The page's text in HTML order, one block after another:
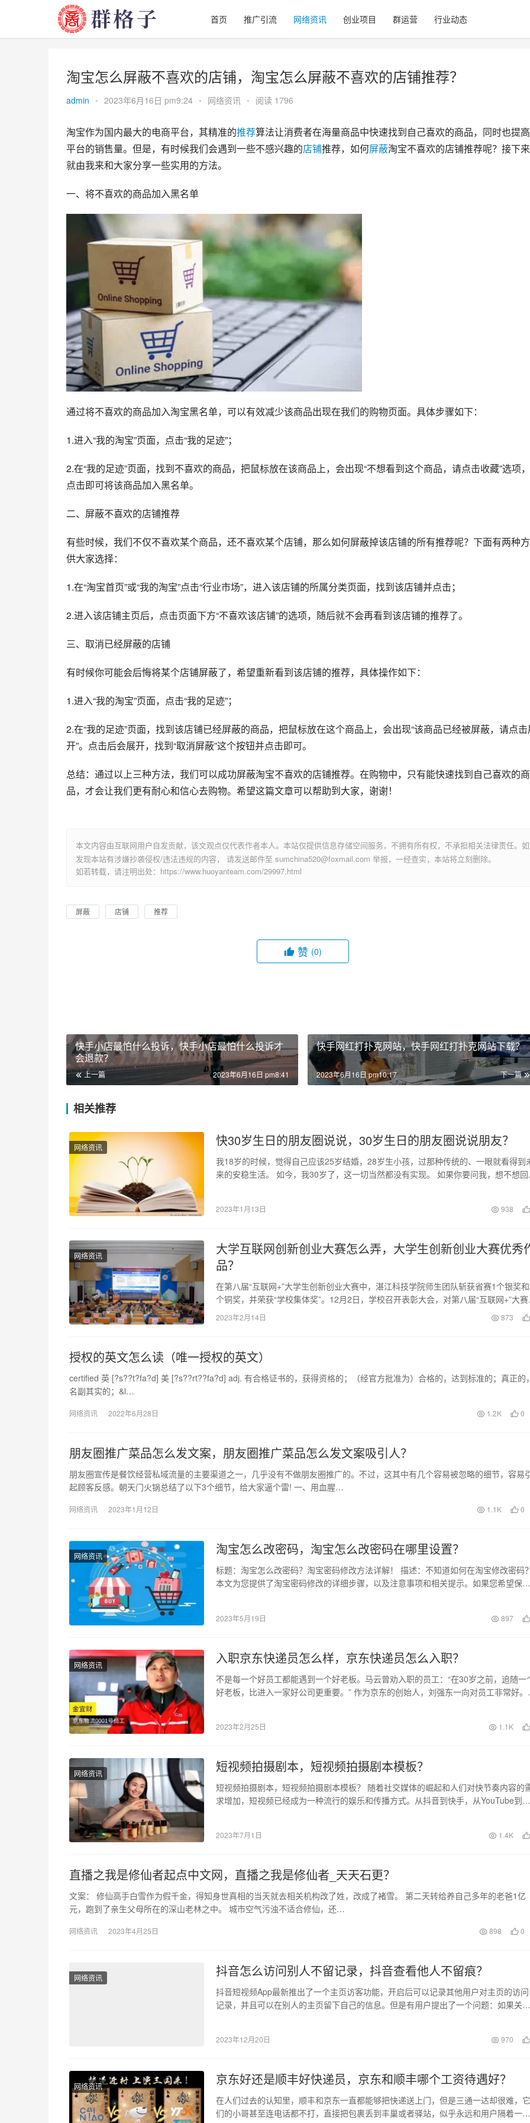
首页 推广引流 网络资讯 创业项目 群运营 行业动态
淘宝怎么屏蔽不喜欢的店铺，淘宝怎么屏蔽不喜欢的店铺推荐？
admin • 2023年6月16日 pm9:24 • 网络资讯 • 阅读 1796
淘宝作为国内最大的电商平台，其精准的推荐算法让消费者在海量商品中快速找到自己喜欢的商品，同时也提
平台的销售量。但是，有时候我们会遇到一些不感兴趣的店铺推荐，如何屏蔽淘宝不喜欢的店铺推荐呢？接下来
就由我来和大家分享一些实用的方法。
一、将不喜欢的商品加入黑名单
通过将不喜欢的商品加入淘宝黑名单，可以有效减少该商品出现在我们的购物页面。具体步骤如下：
1.进入“我的淘宝”页面，点击“我的足迹”；
2.在“我的足迹”页面，找到不喜欢的商品，把鼠标放在该商品上，会出现“不想看到这个商品，请点击收藏”选项，
点击即可将该商品加入黑名单。
二、屏蔽不喜欢的店铺推荐
有些时候，我们不仅不喜欢某个商品，还不喜欢某个店铺，那么如何屏蔽掉该店铺的所有推荐呢？下面有两种
供大家选择：
1.在“淘宝首页”或“我的淘宝”点击“行业市场”，进入该店铺的所属分类页面，找到该店铺并点击；
2.进入该店铺主页后，点击页面下方“不喜欢该店铺”的选项，随后就不会再看到该店铺的推荐了。
三、取消已经屏蔽的店铺
有时候你可能会后悔将某个店铺屏蔽了，希望重新看到该店铺的推荐，具体操作如下：
1.进入“我的淘宝”页面，点击“我的足迹”；
2.在“我的足迹”页面，找到该店铺已经屏蔽的商品，把鼠标放在这个商品上，会出现“该商品已经被屏蔽，请点
开”。点击后会展开，找到“取消屏蔽”这个按钮并点击即可。
总结：通过以上三种方法，我们可以成功屏蔽淘宝不喜欢的店铺推荐。在购物中，只有能快速找到自己喜欢的商
品，才会让我们更有耐心和信心去购物。希望这篇文章可以帮助到大家，谢谢！
本文内容由互联网用户自发贡献，该文观点仅代表作者本人。本站仅提供信息存储空间服务，不拥有所有权，不承担相关法律责任。如
发现本站有涉嫌抄袭侵权/违法违规的内容， 请发送邮件至 sumchina520@foxmail.com 举报，一经查实，本站将立刻删除。
如若转载，请注明出处：https://www.huoyanteam.com/29997.html
屏蔽 店铺 推荐
赞 (0)
快手小店最怕什么投诉，快手小店最怕什么投诉才
会退款？
上一篇 2023年6月16日 pm8:41
快手网红打扑克网站，快手网红打扑克网站下载？
下一篇
2023年6月16日 pm10:17
相关推荐
网络资讯 快30岁生日的朋友圈说说，30岁生日的朋友圈说说朋友？
我18岁的时候，觉得自己应该25岁结婚，28岁生小孩，过那种传统的、一眼就看得到
来的安稳生活。 如今，我30岁了，这一切当然都没有实现。 如果你要问我，想不想回
2023年1月13日 938
网络资讯
大学互联网创新创业大赛怎么弄，大学生创新创业大赛优秀
品？
在第八届“互联网+”大学生创新创业大赛中，湛江科技学院师生团队斩获省赛1个银奖
个铜奖，并荣获“学校集体奖”。12月2日，学校召开表彰大会，对第八届“互联网+”大赛
奖师生团队颁…
2023年2月14日 873
授权的英文怎么读（唯一授权的英文）
certified 英 [?s??t?fa?d] 美 [?s??rt??fa?d] adj. 有合格证书的，获得资格的；（经官方批准为）合格的，达到标准的；真正的，
名副其实的；&l…
网络资讯 2022年6月28日 1.2K 0
朋友圈推广菜品怎么发文案，朋友圈推广菜品怎么发文案吸引人？
朋友圈宣传是餐饮经营私域流量的主要渠道之一，几乎没有不做朋友圈推广的。不过，这其中有几个容易被忽略的细节，容易
起顾客反感。朝天门火锅总结了以下3个细节，给大家逼个雷! 一、用血腥…
网络资讯 2023年1月12日 1.1K 0
网络资讯 淘宝怎么改密码，淘宝怎么改密码在哪里设置？
标题：淘宝怎么改密码？淘宝密码修改方法详解！ 描述：不知道如何在淘宝修改密码？
本文为您提供了淘宝密码修改的详细步骤，以及注意事项和相关提示。如果您希望保护
2023年5月19日 897
网络资讯 入职京东快递员怎么样，京东快递员怎么入职？
不是每一个好员工都能遇到一个好老板。马云曾劝入职的员工：“在30岁之前，追随一
好老板，比进入一家好公司更重要。” 作为京东的创始人，刘强东一向对员工非常好。
2023年2月25日 1.1K
网络资讯 短视频拍摄剧本，短视频拍摄剧本模板？
短视频拍摄剧本，短视频拍摄剧本模板？ 随着社交媒体的崛起和人们对快节奏内容的
求增加，短视频已经成为一种流行的娱乐和传播方式。从抖音到快手，从YouTube到
2023年7月1日 1.4K
直播之我是修仙者起点中文网，直播之我是修仙者_天天石更？
文案： 修仙高手白雪作为假千金，得知身世真相的当天就去相关机构改了姓，改成了褚雪。 第二天转给养自己多年的老爸1亿
元，跑到了亲生父母所在的深山老林之中。 城市空气污浊不适合修仙，还…
网络资讯 2023年4月25日 898 0
网络资讯 抖音怎么访问别人不留记录，抖音查看他人不留痕？
抖音短视频App最新推出了一个主页访客功能，开启后可以记录其他用户对主页的访问
记录，并且可以在别人的主页留下自己的信息。但是有用户提出了一个问题：如果关闭
2023年12月20日 970
网络资讯 京东好还是顺丰好快递员，京东和顺丰哪个工资待遇好？
在人们过去的认知里，顺丰和京东一直都能够把快递送上门，但是三通一达却很难，它
们的小哥甚至连电话都不打，直接把包裹丢到丰巢或者驿站，似乎永远和用户隔着一公